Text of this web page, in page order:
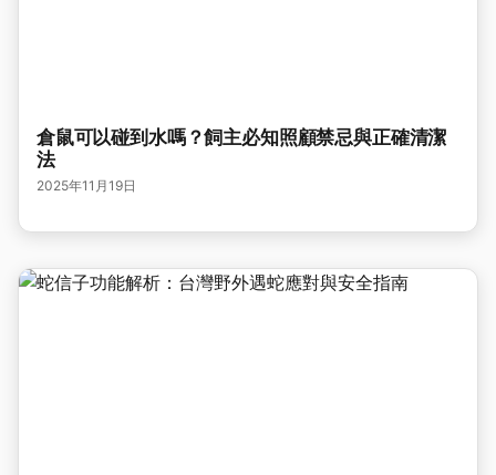
倉鼠可以碰到水嗎？飼主必知照顧禁忌與正確清潔
法
2025年11月19日